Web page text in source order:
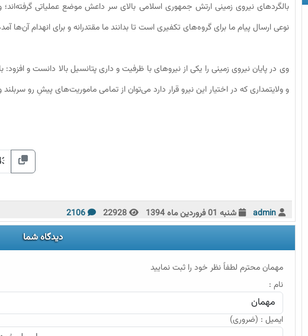
بالگردهای نیروی زمینی ارتش جمهوری اسلامی بالای سر داعش موضع عملیاتی گرفته‌اند؛
نوعی ارسال پیام ما برای گروه‌های تکفیری است تا بدانند ما مقتدرانه و برای انهدام آن‌ها
وی در پایان نیروی زمینی را یکی از نیروهای با ظرفیت و داری پتانسیل بالا دانست و افزود:
و ولایتمداری که در اختیار این نیرو قرار دارد می‌توان از تمامی ماموریت‌های پیشِ رو سربلند
admin شنبه 01 فروردين ماه 1394 22928
2106
دیدگاه شما
مهمان محترم لطفاً نظر خود را ثبت نمایید
نام :
ایمیل : (ضروری)